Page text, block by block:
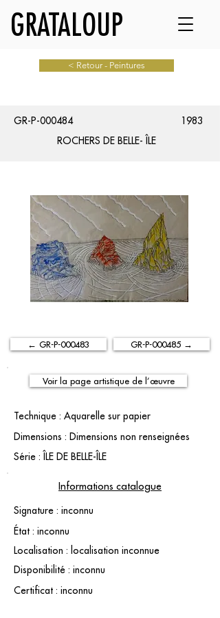
GRATALOUP
< Retour - Peintures
GR-P-000484
1983
ROCHERS DE BELLE- ÎLE
← GR-P-000483 GR-P-000485 →
Voir la page artistique de l’œuvre
Technique : Aquarelle sur papier
Dimensions : Dimensions non renseignées
Série : ÎLE DE BELLE-ÎLE
Informations catalogue
Signature : inconnu
État : inconnu
Localisation : localisation inconnue
Disponibilité : inconnu
Certificat : inconnu